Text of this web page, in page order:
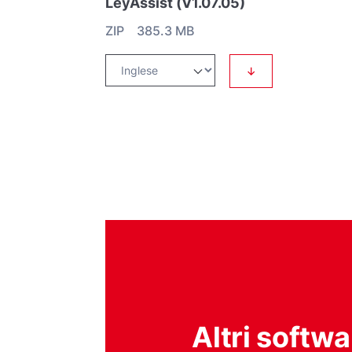
ZIP 385.3 MB
↓
Altri